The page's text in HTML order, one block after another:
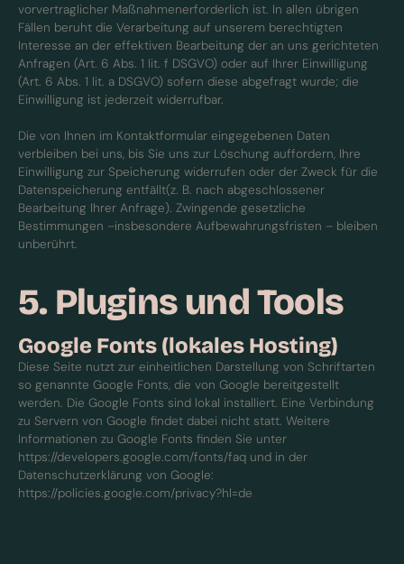
vorvertraglicher Maßnahmenerforderlich ist. In allen übrigen
Fällen beruht die Verarbeitung auf unserem berechtigten
Interesse an der effektiven Bearbeitung der an uns gerichteten
Anfragen (Art. 6 Abs. 1 lit. f DSGVO) oder auf Ihrer Einwilligung
(Art. 6 Abs. 1 lit. a DSGVO) sofern diese abgefragt wurde; die
Einwilligung ist jederzeit widerrufbar.
Die von Ihnen im Kontaktformular eingegebenen Daten
verbleiben bei uns, bis Sie uns zur Löschung auffordern, Ihre
Einwilligung zur Speicherung widerrufen oder der Zweck für die
Datenspeicherung entfällt(z. B. nach abgeschlossener
Bearbeitung Ihrer Anfrage). Zwingende gesetzliche
Bestimmungen –insbesondere Aufbewahrungsfristen – bleiben
unberührt.
5. Plugins und Tools
Google Fonts (lokales Hosting)
Diese Seite nutzt zur einheitlichen Darstellung von Schriftarten
so genannte Google Fonts, die von Google bereitgestellt
werden. Die Google Fonts sind lokal installiert. Eine Verbindung
zu Servern von Google findet dabei nicht statt. Weitere
Informationen zu Google Fonts finden Sie unter
https://developers.google.com/fonts/faq und in der
Datenschutzerklärung von Google:
https://policies.google.com/privacy?hl=de